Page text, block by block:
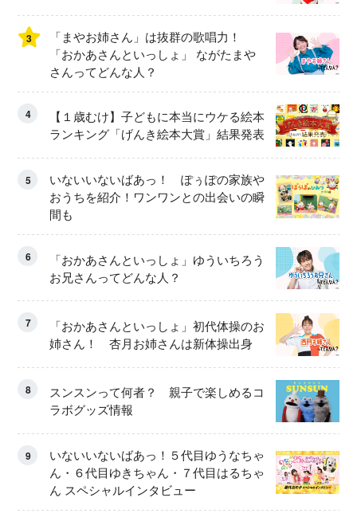
3
「まやお姉さん」は抜群の歌唱力！
「おかあさんといっしょ」 ながたまや
さんってどんな人？
4
【１歳むけ】子どもに本当にウケる絵本
ランキング「げんき絵本大賞」結果発表
5
いないいないばあっ！ ぽぅぽの家族や
おうちを紹介！ワンワンとの出会いの瞬
間も
6
「おかあさんといっしょ」ゆういちろう
お兄さんってどんな人？
7
「おかあさんといっしょ」初代体操のお
姉さん！ 杏月お姉さんは新体操出身
8
スンスンって何者？ 親子で楽しめるコ
ラボグッズ情報
9
いないいないばあっ！５代目ゆうなちゃ
ん・６代目ゆきちゃん・７代目はるちゃ
ん スペシャルインタビュー